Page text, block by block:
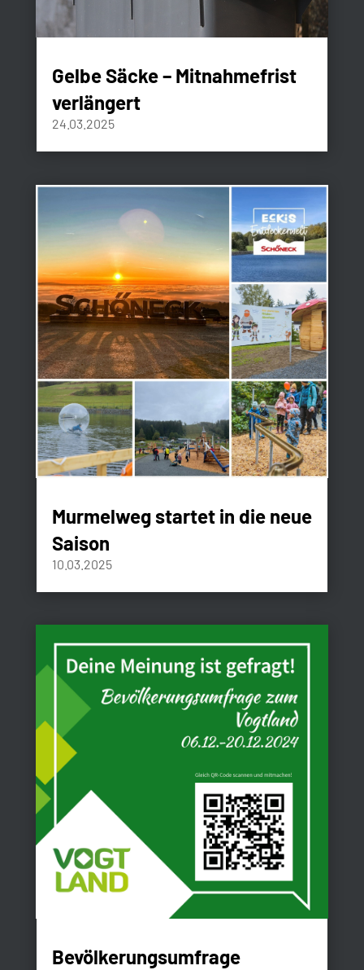
Gelbe Säcke – Mitnahmefrist
verlängert
24.03.2025
Murmelweg startet in die neue
Saison
10.03.2025
Bevölkerungsumfrage